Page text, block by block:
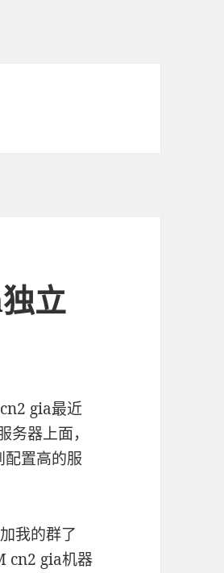
立
gia最近
器上面，
置高的服
我的群了
cn2 gia机器